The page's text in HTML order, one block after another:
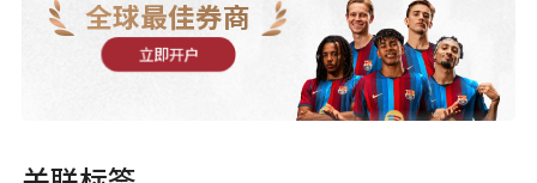
全球最佳券商
立即开户